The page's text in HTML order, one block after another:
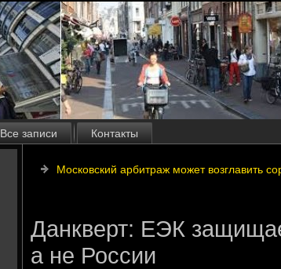
Все записи Контакты
Московский арбитраж может возглавить
Данкверт: ЕЭК
а не России